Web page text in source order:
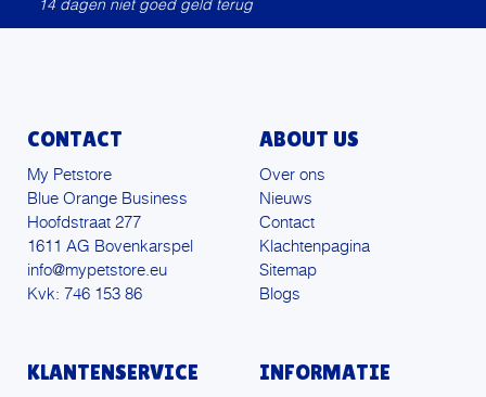
14 dagen niet goed geld terug
CONTACT
My Petstore
Blue Orange Business
Hoofdstraat 277
1611 AG Bovenkarspel
info@mypetstore.eu
Kvk: 746 153 86
ABOUT US
Over ons
Nieuws
Contact
Klachtenpagina
Sitemap
Blogs
KLANTENSERVICE INFORMATIE